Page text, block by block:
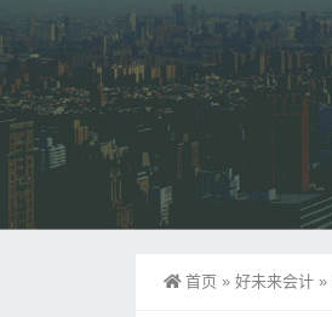
首页 » 好未来会计 »